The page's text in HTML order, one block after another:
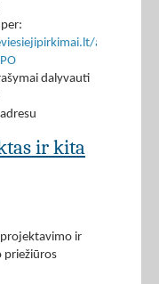
app/rfq/
dalyvauti
ir kita
ir
priežiūros